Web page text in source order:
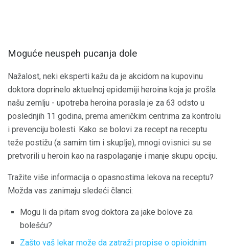
Moguće neuspeh pucanja dole
Nažalost, neki eksperti kažu da je akcidom na kupovinu
doktora doprinelo aktuelnoj epidemiji heroina koja je prošla
našu zemlju - upotreba heroina porasla je za 63 odsto u
poslednjih 11 godina, prema američkim centrima za kontrolu
i prevenciju bolesti. Kako se bolovi za recept na receptu
teže postižu (a samim tim i skuplje), mnogi ovisnici su se
pretvorili u heroin kao na raspolaganje i manje skupu opciju.
Tražite više informacija o opasnostima lekova na receptu?
Možda vas zanimaju sledeći članci:
Mogu li da pitam svog doktora za jake bolove za
bolešću?
Zašto vaš lekar može da zatraži propise o opioidnim